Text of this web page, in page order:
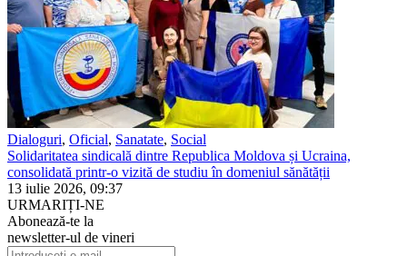
Dialoguri, Oficial, Sanatate, Social
Solidaritatea sindicală dintre Republica Moldova și Ucraina,
consolidată printr-o vizită de studiu în domeniul sănătății
13 iulie 2026, 09:37
URMARIȚI-NE
Abonează-te la
newsletter-ul de vineri